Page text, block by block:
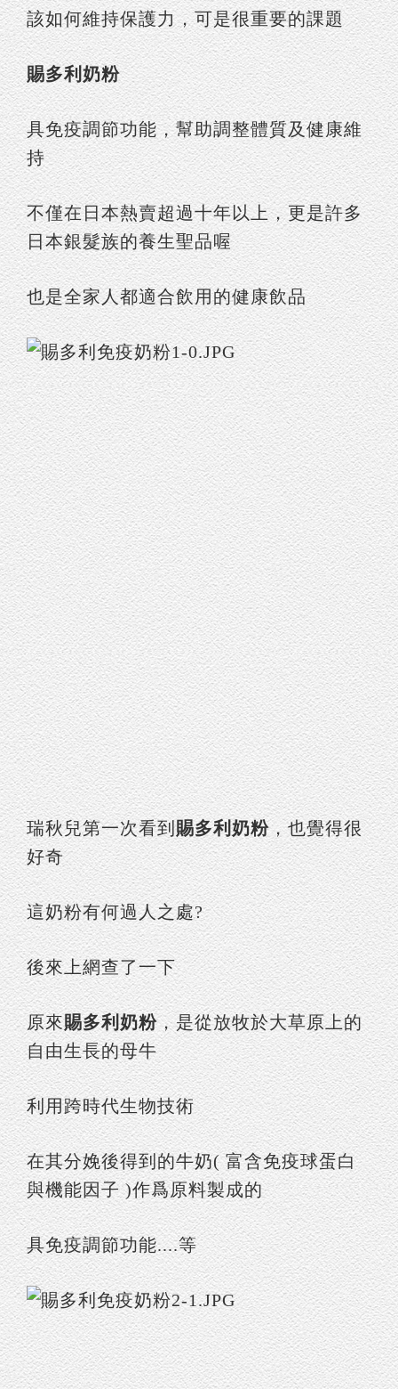
該如何維持保護力，可是很重要的課題
賜多利奶粉
具免疫調節功能，幫助調整體質及健康維
持
不僅在日本熱賣超過十年以上，更是許多
日本銀髮族的養生聖品喔
也是全家人都適合飲用的健康飲品
瑞秋兒第一次看到賜多利奶粉，也覺得很
好奇
這奶粉有何過人之處?
後來上網查了一下
原來賜多利奶粉，是從放牧於大草原上的
自由生長的母牛
利用跨時代生物技術
在其分娩後得到的牛奶( 富含免疫球蛋白
與機能因子 )作爲原料製成的
具免疫調節功能....等